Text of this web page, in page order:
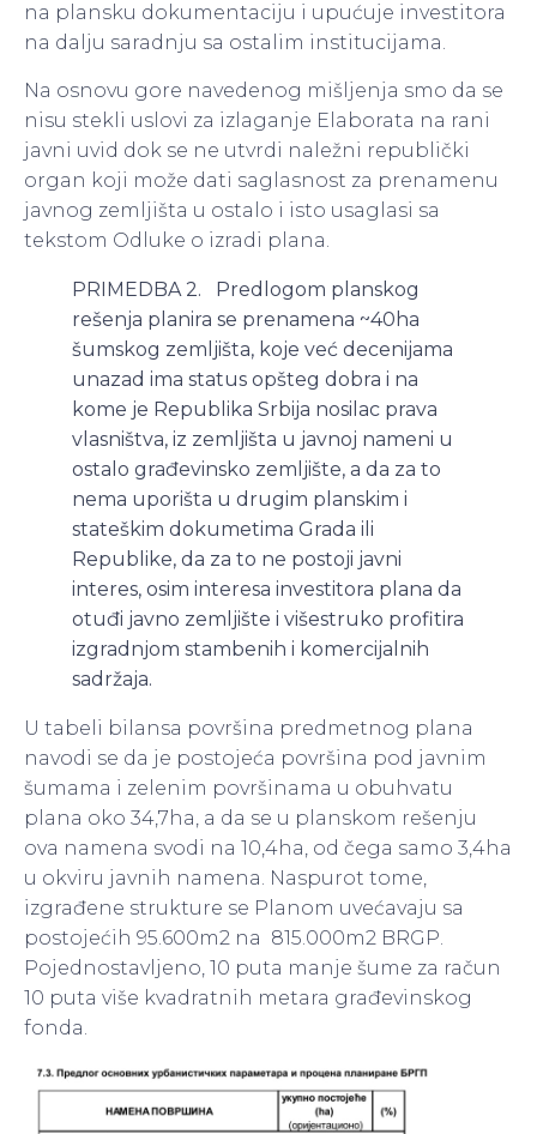
na plansku dokumentaciju i upućuje investitora
na dalju saradnju sa ostalim institucijama.
Na osnovu gore navedenog mišljenja smo da se
nisu stekli uslovi za izlaganje Elaborata na rani
javni uvid dok se ne utvrdi naležni republički
organ koji može dati saglasnost za prenamenu
javnog zemljišta u ostalo i isto usaglasi sa
tekstom Odluke o izradi plana.
PRIMEDBA 2. Predlogom planskog
rešenja planira se prenamena ~40ha
šumskog zemljišta, koje već decenijama
unazad ima status opšteg dobra i na
kome je Republika Srbija nosilac prava
vlasništva, iz zemljišta u javnoj nameni u
ostalo građevinsko zemljište, a da za to
nema uporišta u drugim planskim i
stateškim dokumetima Grada ili
Republike, da za to ne postoji javni
interes, osim interesa investitora plana da
otuđi javno zemljište i višestruko profitira
izgradnjom stambenih i komercijalnih
sadržaja.
U tabeli bilansa površina predmetnog plana
navodi se da je postojeća površina pod javnim
šumama i zelenim površinama u obuhvatu
plana oko 34,7ha, a da se u planskom rešenju
ova namena svodi na 10,4ha, od čega samo 3,4ha
u okviru javnih namena. Naspurot tome,
izgrađene strukture se Planom uvećavaju sa
postojećih 95.600m2 na 815.000m2 BRGP.
Pojednostavljeno, 10 puta manje šume za račun
10 puta više kvadratnih metara građevinskog
fonda.